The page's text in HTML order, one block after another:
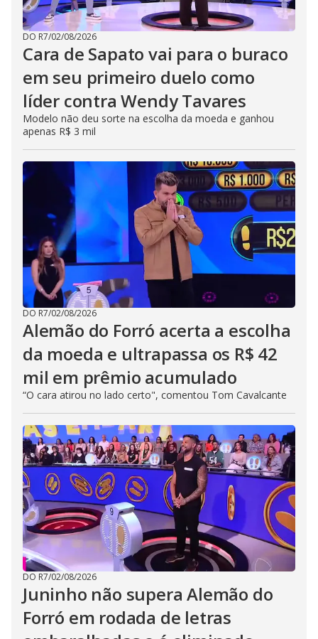
DO R7/02/08/2026
Cara de Sapato vai para o buraco
em seu primeiro duelo como
líder contra Wendy Tavares
Modelo não deu sorte na escolha da moeda e ganhou
apenas R$ 3 mil
DO R7/02/08/2026
Alemão do Forró acerta a escolha
da moeda e ultrapassa os R$ 42
mil em prêmio acumulado
“O cara atirou no lado certo", comentou Tom Cavalcante
DO R7/02/08/2026
Juninho não supera Alemão do
Forró em rodada de letras